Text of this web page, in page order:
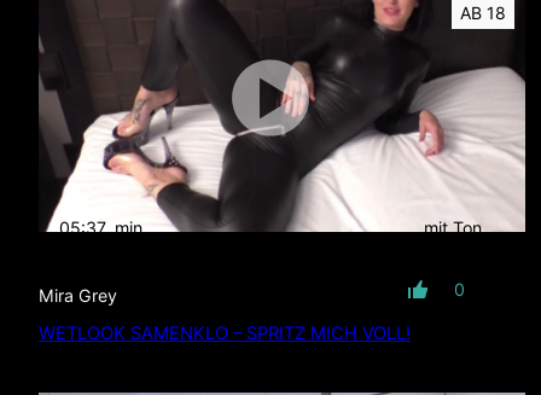
AB 18
05:37 min mit Ton
Mira Grey 0
WETLOOK SAMENKLO – SPRITZ MICH VOLL!